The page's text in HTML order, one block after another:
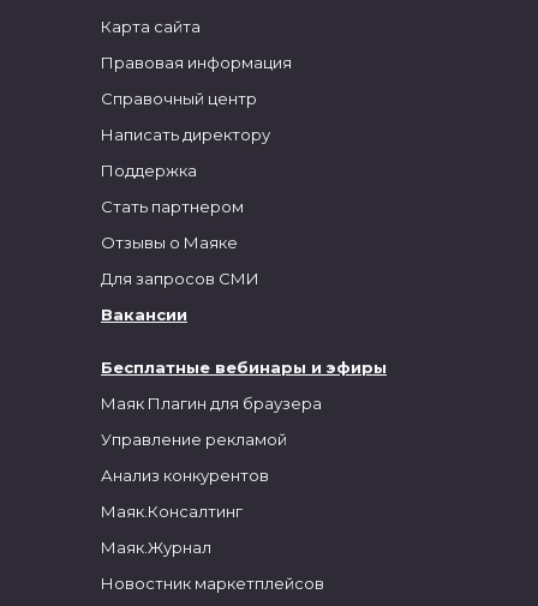
Бесплатные вебинары и эфиры
Маяк Плагин для браузера
Управление рекламой
Анализ конкурентов
Маяк.Консалтинг
Маяк.Журнал
Новостник маркетплейсов
Карта сайта
Правовая информация
Справочный центр
Написать директору
Поддержка
Стать партнером
Отзывы о Маяке
Для запросов СМИ
Вакансии